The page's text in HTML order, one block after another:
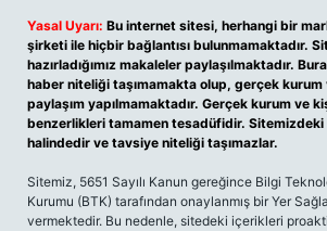
Yasal Uyarı: Bu internet sitesi, herhangi bir
şirketi ile hiçbir bağlantısı bulunmamaktadır.
hazırladığımız makaleler paylaşılmaktadır.
haber niteliği taşımamakta olup, gerçek kurum
paylaşım yapılmamaktadır. Gerçek kurum ve
benzerlikleri tamamen tesadüfidir.
halindedir ve tavsiye niteliği taşımazlar.
Sitemiz, 5651 Sayılı Kanun gereğince Bilgi
Kurumu (BTK) tarafından onaylanmış bir Yer
vermektedir. Bu nedenle, sitedeki içerikleri